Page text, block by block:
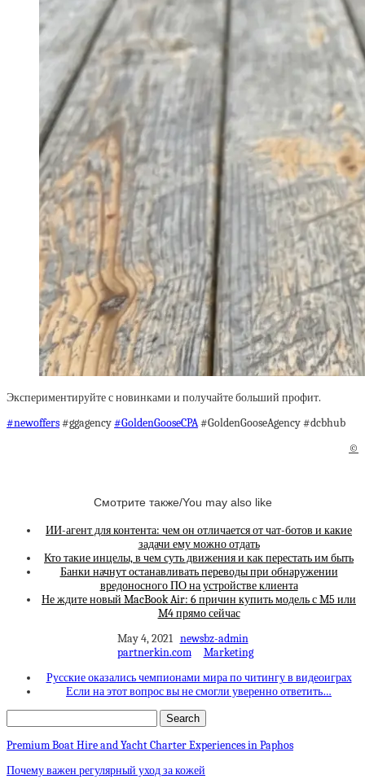
Экспериментируйте с новинками и получайте больший профит.
#newoffers#ggagency#GoldenGooseCPA#GoldenGooseAgency #dcbhub
©
Смотрите также/You may also like
ИИ-агент для контента: чем он отличается от чат-ботов и какие
задачи ему можно отдать
Кто такие инцелы, в чем суть движения и как перестать им быть
Банки начнут останавливать переводы при обнаружении
вредоносного ПО на устройстве клиента
Не ждите новый MacBook Air: 6 причин купить модель с M5 или
M4 прямо сейчас
May 4, 2021 newsbz-admin
partnerkin.com
Marketing
Русские оказались чемпионами мира по читингу в видеоиграх
Если на этот вопрос вы не смогли уверенно ответить…
Premium Boat Hire and Yacht Charter Experiences in Paphos
Почему важен регулярный уход за кожей